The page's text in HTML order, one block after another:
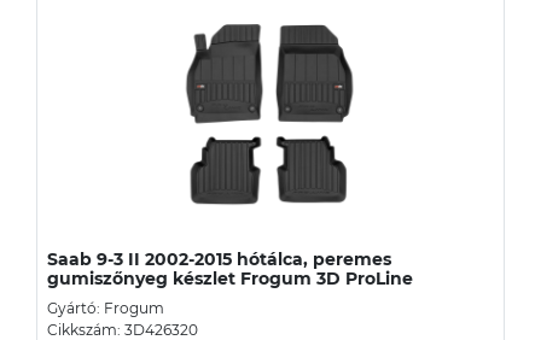
Saab 9-3 II 2002-2015 hótálca, peremes
gumiszőnyeg készlet Frogum 3D ProLine
Gyártó: Frogum
Cikkszám: 3D426320